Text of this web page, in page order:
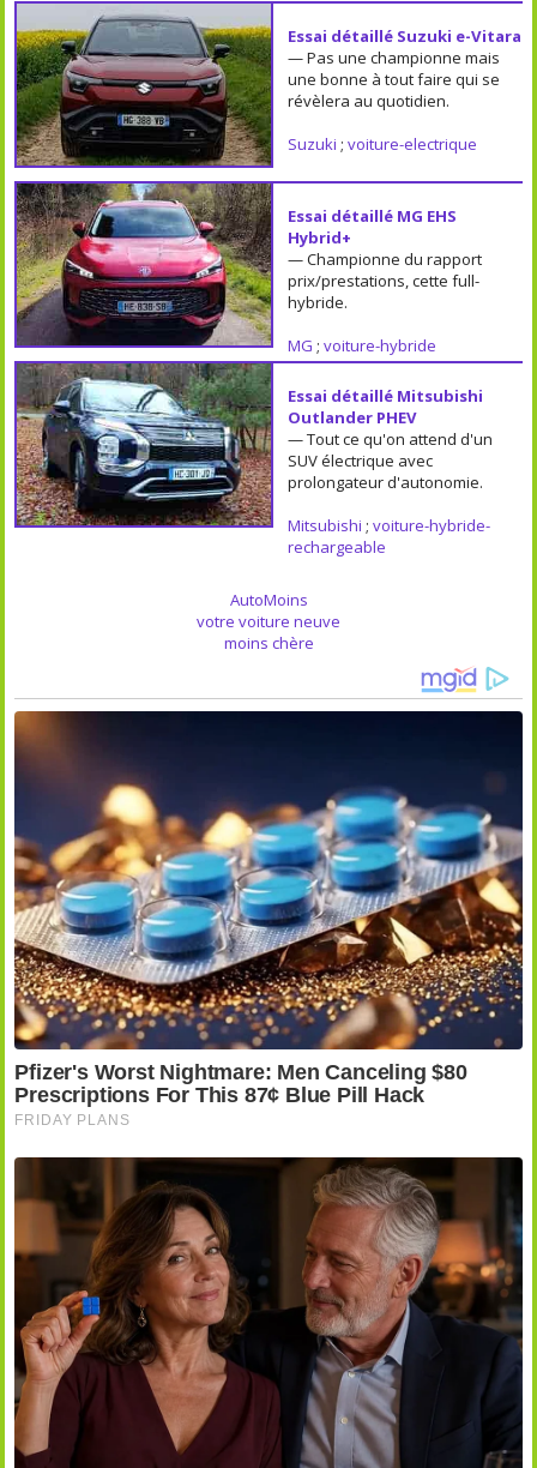
Essai détaillé Suzuki e-Vitara
— Pas une championne mais
une bonne à tout faire qui se
révèlera au quotidien.
Suzuki ; voiture-electrique
Essai détaillé MG EHS
Hybrid+
— Championne du rapport
prix/prestations, cette full-
hybride.
MG ; voiture-hybride
Essai détaillé Mitsubishi
Outlander PHEV
— Tout ce qu'on attend d'un
SUV électrique avec
prolongateur d'autonomie.
Mitsubishi ; voiture-hybride-
rechargeable
AutoMoins
votre voiture neuve
moins chère